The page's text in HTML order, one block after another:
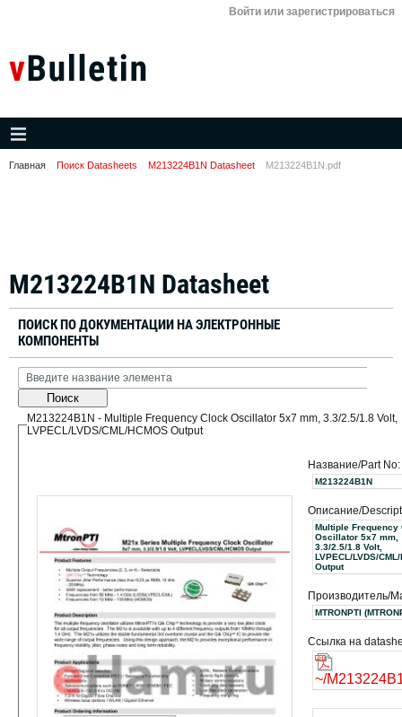
Войти или зарегистрироваться
Главная Поиск Datasheets M213224B1N Datasheet M213224B1N.pdf
M213224B1N Datasheet
ПОИСК ПО ДОКУМЕНТАЦИИ НА ЭЛЕКТРОННЫЕ
КОМПОНЕНТЫ
Поиск
M213224B1N - Multiple Frequency Clock Oscillator 5x7 mm, 3.3/2.5/1.8 Volt,
LVPECL/LVDS/CML/HCMOS Output
Название/Part No:
M213224B1N
Описание/
Multiple Frequency
Oscillator 5x7 mm,
3.3/2.5/1.8 Volt,
LVPECL/LVDS/CML/
Output
Производитель/
MTRONPTI
Ссылка на
~/